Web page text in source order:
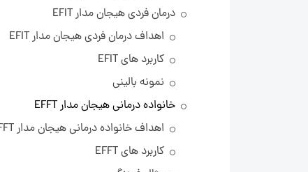
درمان فردی هیجان مدار EFIT
اهداف درمان فردی هیجان مدار EFIT
کاربرد های EFIT
نمونه بالینی
خانواده درمانی هیجان مدار EFFT
اهداف خانواده درمانی هیجان مدار EFFT
کاربرد های EFFT